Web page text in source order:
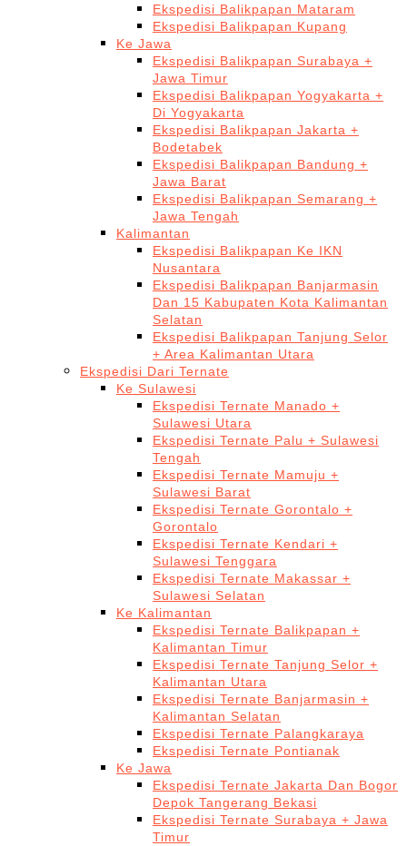
Ekspedisi Balikpapan Mataram
Ekspedisi Balikpapan Kupang
Ke Jawa
Ekspedisi Balikpapan Surabaya +
Jawa Timur
Ekspedisi Balikpapan Yogyakarta +
Di Yogyakarta
Ekspedisi Balikpapan Jakarta +
Bodetabek
Ekspedisi Balikpapan Bandung +
Jawa Barat
Ekspedisi Balikpapan Semarang +
Jawa Tengah
Kalimantan
Ekspedisi Balikpapan Ke IKN
Nusantara
Ekspedisi Balikpapan Banjarmasin
Dan 15 Kabupaten Kota Kalimantan
Selatan
Ekspedisi Balikpapan Tanjung Selor
+ Area Kalimantan Utara
Ekspedisi Dari Ternate
Ke Sulawesi
Ekspedisi Ternate Manado +
Sulawesi Utara
Ekspedisi Ternate Palu + Sulawesi
Tengah
Ekspedisi Ternate Mamuju +
Sulawesi Barat
Ekspedisi Ternate Gorontalo +
Gorontalo
Ekspedisi Ternate Kendari +
Sulawesi Tenggara
Ekspedisi Ternate Makassar +
Sulawesi Selatan
Ke Kalimantan
Ekspedisi Ternate Balikpapan +
Kalimantan Timur
Ekspedisi Ternate Tanjung Selor +
Kalimantan Utara
Ekspedisi Ternate Banjarmasin +
Kalimantan Selatan
Ekspedisi Ternate Palangkaraya
Ekspedisi Ternate Pontianak
Ke Jawa
Ekspedisi Ternate Jakarta Dan Bogor
Depok Tangerang Bekasi
Ekspedisi Ternate Surabaya + Jawa
Timur